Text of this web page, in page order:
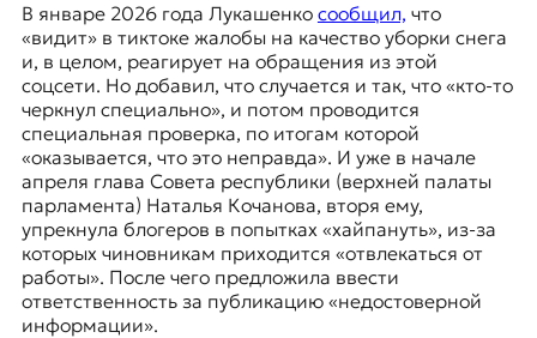
В январе 2026 года Лукашенко сообщил, что
«видит» в тиктоке жалобы на качество уборки снега
и, в целом, реагирует на обращения из этой
соцсети. Но добавил, что случается и так, что «кто-то
черкнул специально», и потом проводится
специальная проверка, по итогам которой
«оказывается, что это неправда». И уже в начале
апреля глава Совета республики (верхней палаты
парламента) Наталья Кочанова, вторя ему,
упрекнула блогеров в попытках «хайпануть», из-за
которых чиновникам приходится «отвлекаться от
работы». После чего предложила ввести
ответственность за публикацию «недостоверной
информации».